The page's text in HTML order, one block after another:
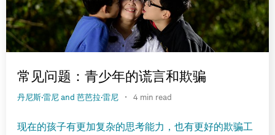
常见问题：青少年的谎言和欺骗
丹尼斯·雷尼 and 芭芭拉·雷尼 · 4 min read
现在的孩子有更加复杂的思考能力，也有更好的欺骗工